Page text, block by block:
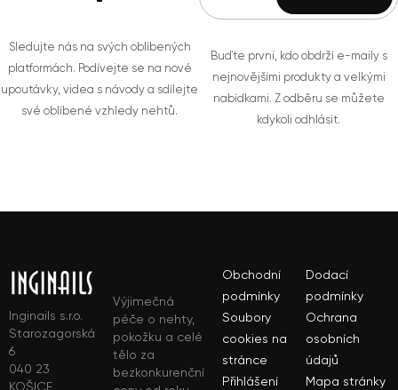
Sledujte nás na svých oblíbených
platformách. Podívejte se na nové
upoutávky, videa s návody a sdílejte
své oblíbené vzhledy nehtů.
Buďte první, kdo obdrží e-maily s
nejnovějšími produkty a velkými
nabídkami. Z odběru se můžete
kdykoli odhlásit.
Inginails s.r.o.
Starozagorská
6
040 23
KOŠICE
Výjimečná
péče o nehty,
pokožku a celé
tělo za
bezkonkurenční
Obchodní
podmínky
Dodací
podmínky
Soubory
cookies na
stránce
Ochrana
osobních
údajů
Přihlášení
Mapa stránky